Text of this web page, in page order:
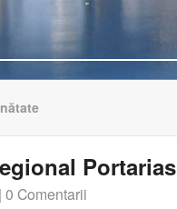
Portarias
0 Comentarii